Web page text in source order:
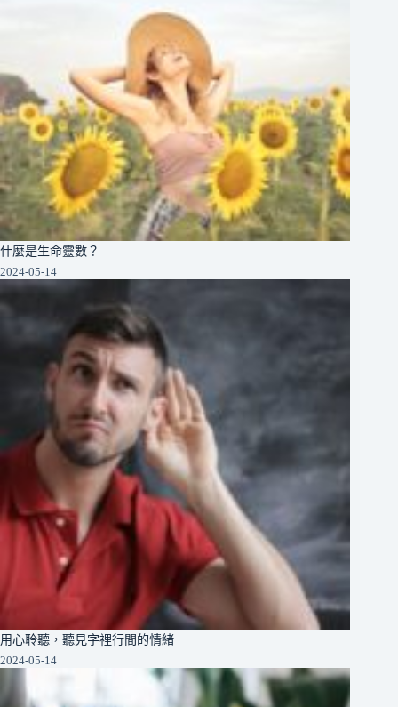
什麼是生命靈數？
2024-05-14
用心聆聽，聽見字裡行間的情緒
2024-05-14